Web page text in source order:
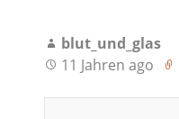
blut_und_glas
11 Jahren ago